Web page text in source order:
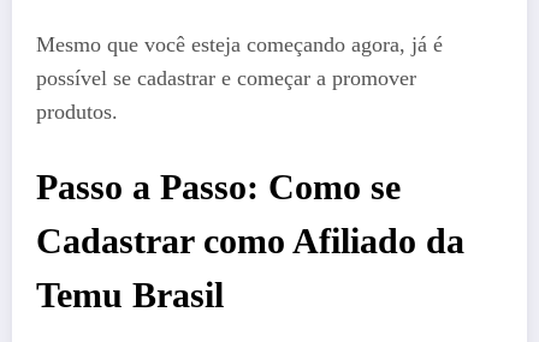
Mesmo que você esteja começando agora, já é
possível se cadastrar e começar a promover
produtos.
Passo a Passo: Como se
Cadastrar como Afiliado da
Temu Brasil